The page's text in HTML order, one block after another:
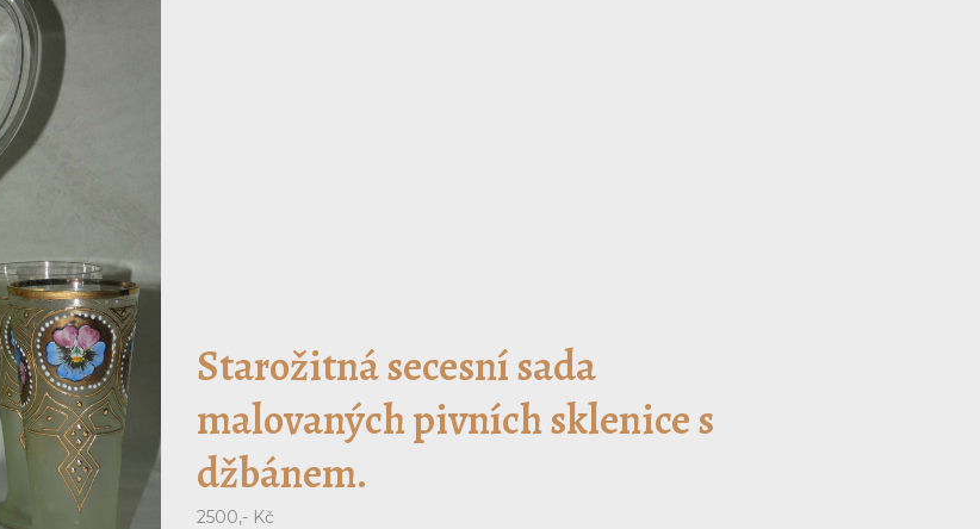
Starožitná secesní sada
malovaných pivních sklenice s
džbánem.
2500,- Kč